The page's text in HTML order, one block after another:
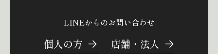
LINEからのお問い合わせ
個人の方 店舗・法人